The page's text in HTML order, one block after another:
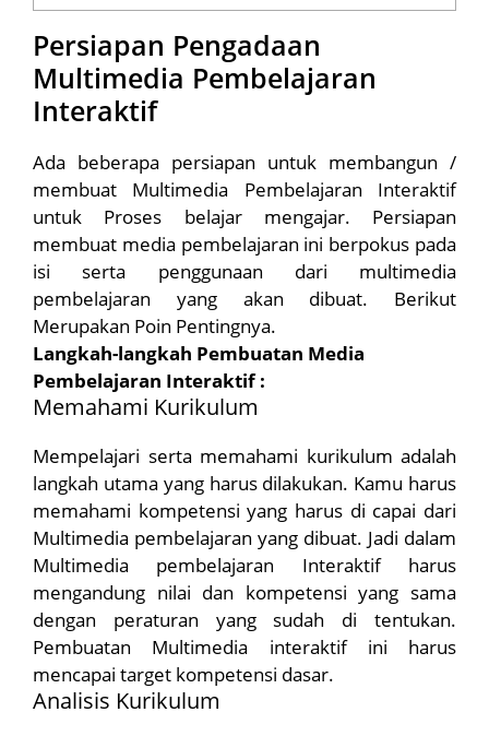
Persiapan Pengadaan
Multimedia Pembelajaran
Interaktif
Ada beberapa persiapan untuk membangun /
membuat Multimedia Pembelajaran Interaktif
untuk Proses belajar mengajar. Persiapan
membuat media pembelajaran ini berpokus pada
isi serta penggunaan dari multimedia
pembelajaran yang akan dibuat. Berikut
Merupakan Poin Pentingnya.
Langkah-langkah Pembuatan Media
Pembelajaran Interaktif :
Memahami Kurikulum
Mempelajari serta memahami kurikulum adalah
langkah utama yang harus dilakukan. Kamu harus
memahami kompetensi yang harus di capai dari
Multimedia pembelajaran yang dibuat. Jadi dalam
Multimedia pembelajaran Interaktif harus
mengandung nilai dan kompetensi yang sama
dengan peraturan yang sudah di tentukan.
Pembuatan Multimedia interaktif ini harus
mencapai target kompetensi dasar.
Analisis Kurikulum